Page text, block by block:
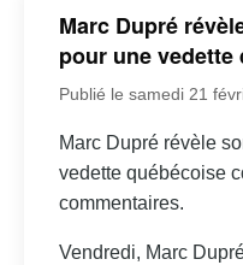
Marc Dupré
pour une
Publié le samedi 21
Marc Dupré révèle
vedette québécoise
commentaires.
Vendredi, Marc